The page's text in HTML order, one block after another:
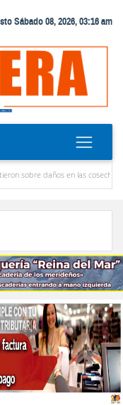
Sábado 08, 2026, 03:16 am
daños en las cosechas de los